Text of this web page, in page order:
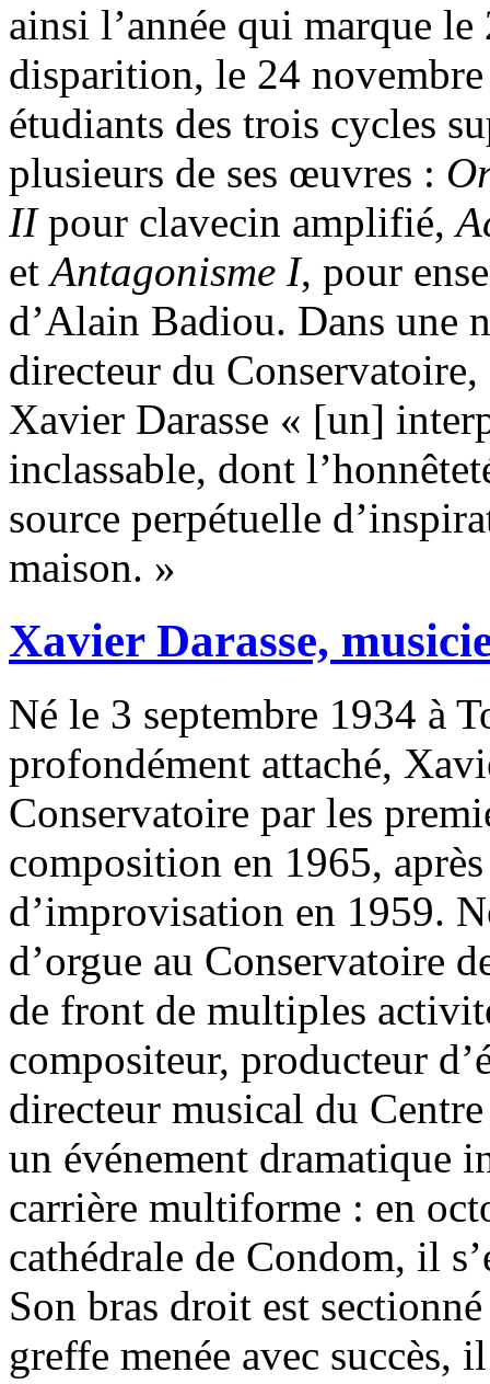
ainsi l’année qui marque le
disparition, le 24
étudiants des trois cycles
plusieurs de ses œuvres :
IIpour clavecin amplifié,
etAntagonisme I, pour
d’Alain Badiou. Dans une
directeur du
Xavier Darasse « [un]
inclassable, dont
source perpétuelle
maison. »
Xavier Darasse,
Né le 3 septembre 1934 à
profondément attaché,
Conservatoire par les
composition en 1965,
d’improvisation en 1959.
d’orgue au Conservatoire
de front de multiples
compositeur, producteur
directeur musical du
un événement dramatique
carrière multiforme : en
cathédrale de Condom, il
Son bras droit est
greffe menée avec succès,